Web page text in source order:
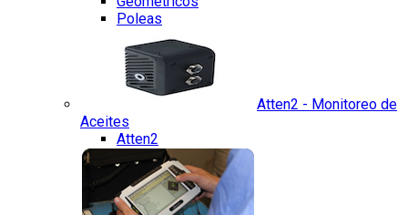
Poleas
Atten2 - Monitoreo de
Aceites
Atten2